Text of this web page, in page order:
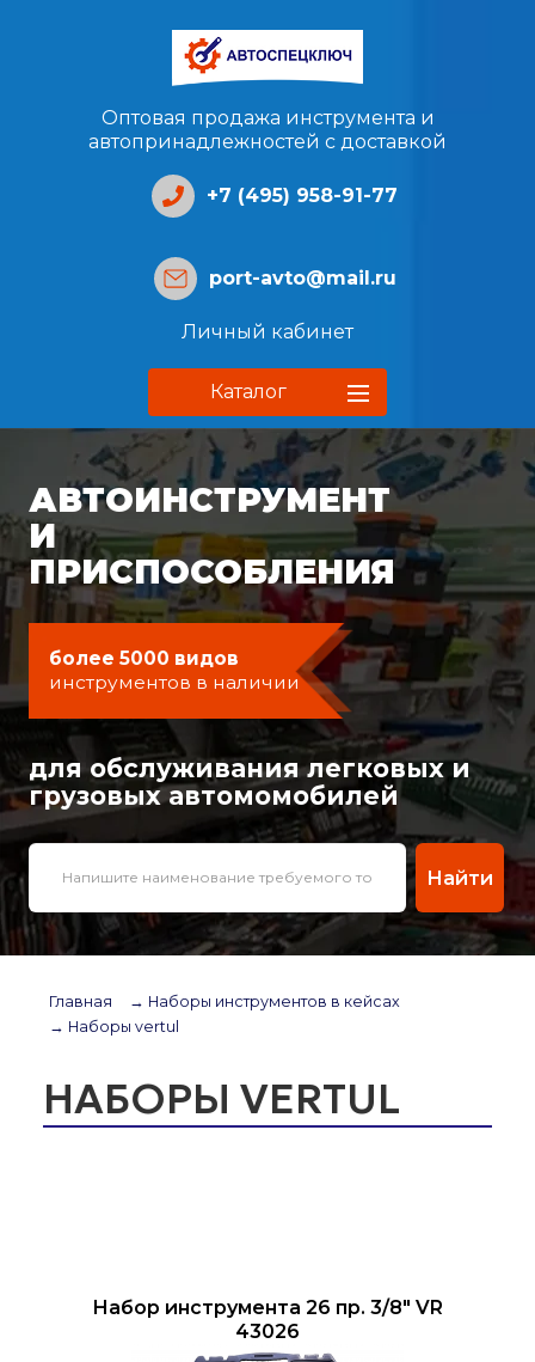
Оптовая продажа инструмента и
автопринадлежностей с доставкой
+7 (495) 958-91-77
port-avto@mail.ru
Личный кабинет
Каталог
АВТОИНСТРУМЕНТ
И
ПРИСПОСОБЛЕНИЯ
более 5000 видов
инструментов в наличии
для обслуживания легковых и
грузовых автомомобилей
Найти
Главная
→ Наборы инструментов в кейсах
→ Наборы vertul
НАБОРЫ VERTUL
Набор инструмента 26 пр. 3/8" VR
43026